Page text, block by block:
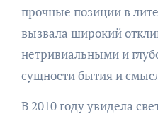
прочные позиции в
вызвала широкий
нетривиальными и
сущности бытия и
В 2010 году увидела